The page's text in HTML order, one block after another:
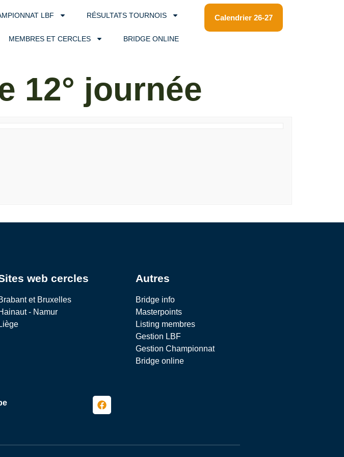
LBF RÉSULTATS TOURNOIS
MEMBRES ET CERCLES BRIDGE ONLINE
Calendrier 26-27
12° journée
web cercles
et Bruxelles
- Namur
Liège
Autres
Bridge info
Masterpoints
Listing membres
Gestion LBF
Gestion Championnat
Bridge online